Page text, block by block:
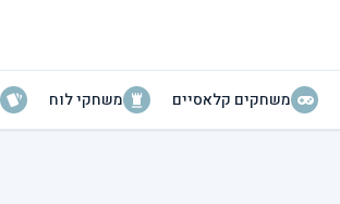
משחקים קלאסיים משחקי לוח